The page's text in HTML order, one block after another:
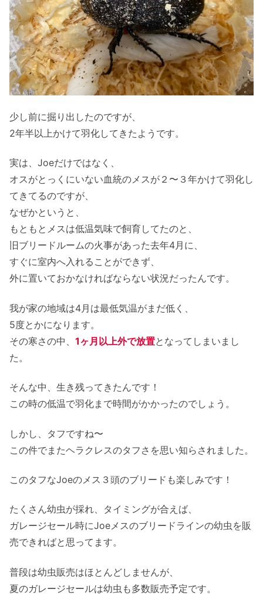
少し前に掘り出したのですが、
2年半以上かけて羽化してきたようです。
実は、Joeだけではなく、
オスがとっくにいない血統のメスが２〜３年かけて羽化し
てきてるのですが、
なぜかというと、
もともとメスは低温気味で飼育してたのと、
旧ブリードルームの火事があった去年4月に、
すぐに室内へ入れることができず、
外に置いておかなければならない状況だったんです。
我が家の地域は4月は最低気温がまだ低く、
5度とかになります。
その寒さの中、 1ヶ月以上外で放置となってしまいまし
た。
そんな中、生き残ってきたんです！
この時の低温で羽化まで時間がかかったのでしょう。
しかし、タフですね〜
この件でまたヘラクレスのタフさを思い知らされました。
このタフなJoeのメス３頭のブリードも楽しみです！
たくさん幼虫が採れ、タイミングが合えば、
ガレージセール時にJoeメスのブリードラインの幼虫を販
売できればと思ってます。
普段は幼虫販売はほとんどしませんが、
夏のガレージセールは幼虫も多数販売予定です。